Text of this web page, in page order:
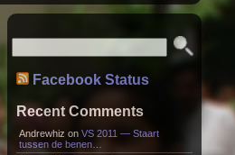
Facebook Status
Recent Comments
Andrewhiz on VS 2011 — Staart
tussen de benen…